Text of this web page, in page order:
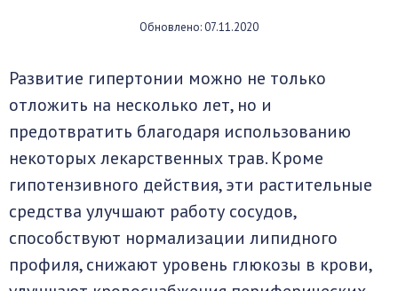
Обновлено: 07.11.2020
Развитие гипертонии можно не только
отложить на несколько лет, но и
предотвратить благодаря использованию
некоторых лекарственных трав. Кроме
гипотензивного действия, эти растительные
средства улучшают работу сосудов,
способствуют нормализации липидного
профиля, снижают уровень глюкозы в крови,